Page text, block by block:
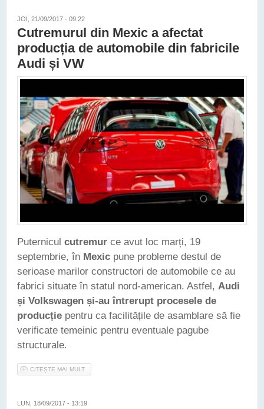
JOI, 21/09/2017 - 09:22
Cutremurul din Mexic a afectat
producția de automobile din fabricile
Audi și VW
Puternicul cutremur ce avut loc marți, 19
septembrie, în Mexic pune probleme destul de
serioase marilor constructori de automobile ce au
fabrici situate în statul nord-american. Astfel, Audi
și Volkswagen și-au întrerupt procesele de
producție pentru ca facilitățile de asamblare să fie
verificate temeinic pentru eventuale pagube
structurale.
CITEȘTE MAI MULT
LUN, 18/09/2017 - 13:19